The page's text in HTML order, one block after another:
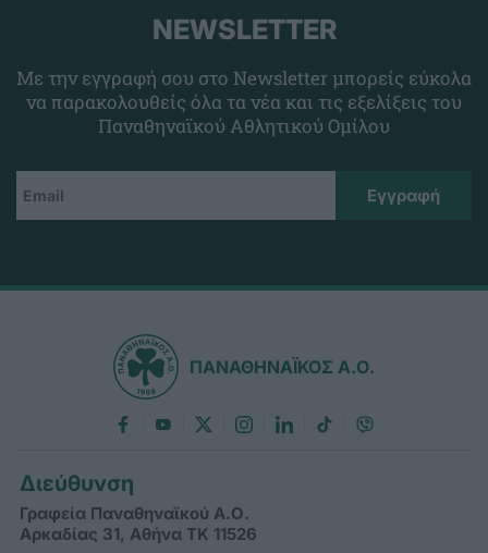
NEWSLETTER
Με την εγγραφή σου στο Newsletter μπορείς εύκολα
να παρακολουθείς όλα τα νέα και τις εξελίξεις του
Παναθηναϊκού Αθλητικού Ομίλου
ΠΑΝΑΘΗΝΑΪΚΟΣ Α.Ο.
Διεύθυνση
Γραφεία Παναθηναϊκού Α.Ο.
Αρκαδίας 31, Αθήνα ΤΚ 11526